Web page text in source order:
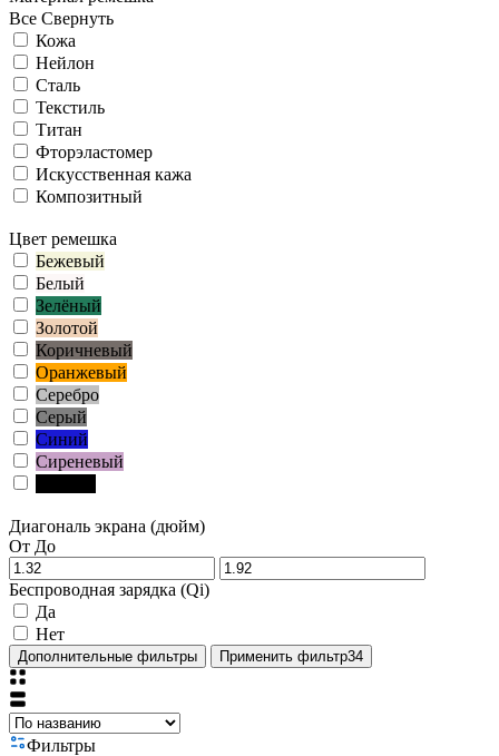
Все Свернуть
Кожа
Нейлон
Сталь
Текстиль
Титан
Фторэластомер
Искусственная кажа
Композитный
Цвет ремешка
Бежевый
Белый
Зелёный
Золотой
Коричневый
Оранжевый
Серебро
Серый
Синий
Сиреневый
Диагональ экрана (дюйм)
От До
Беспроводная зарядка (Qi)
Да
Нет
Дополнительные фильтры Применить фильтр34
Фильтры